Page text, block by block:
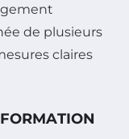
de plusieurs
claires